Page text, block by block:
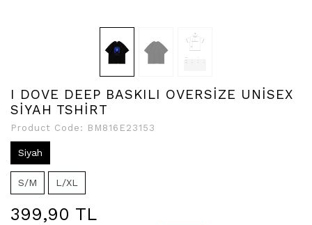
I DOVE DEEP BASKILI OVERSİZE UNİSEX
SİYAH TSHİRT
Product Code: BM816E23153
Siyah
S/M L/XL
399,90 TL